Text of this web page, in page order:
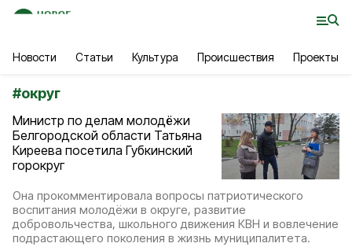
Новости Статьи Культура Происшествия Проекты
#округ
Министр по делам молодёжи
Белгородской области Татьяна
Киреева посетила Губкинский
горокруг
Она прокомментировала вопросы патриотического
воспитания молодёжи в округе, развитие
добровольчества, школьного движения КВН и вовлечение
подрастающего поколения в жизнь муниципалитета.